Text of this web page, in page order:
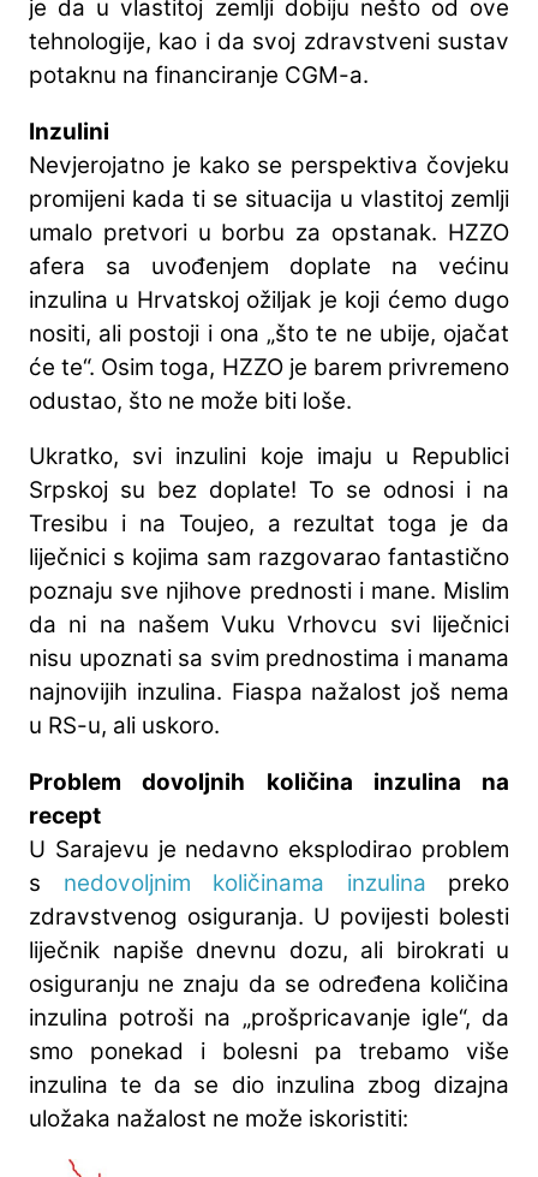
je da u vlastitoj zemlji dobiju nešto od ove
tehnologije, kao i da svoj zdravstveni sustav
potaknu na financiranje CGM-a.
Inzulini
Nevjerojatno je kako se perspektiva čovjeku
promijeni kada ti se situacija u vlastitoj zemlji
umalo pretvori u borbu za opstanak. HZZO
afera sa uvođenjem doplate na većinu
inzulina u Hrvatskoj ožiljak je koji ćemo dugo
nositi, ali postoji i ona „što te ne ubije, ojačat
će te“. Osim toga, HZZO je barem privremeno
odustao, što ne može biti loše.
Ukratko, svi inzulini koje imaju u Republici
Srpskoj su bez doplate! To se odnosi i na
Tresibu i na Toujeo, a rezultat toga je da
liječnici s kojima sam razgovarao fantastično
poznaju sve njihove prednosti i mane. Mislim
da ni na našem Vuku Vrhovcu svi liječnici
nisu upoznati sa svim prednostima i manama
najnovijih inzulina. Fiaspa nažalost još nema
u RS-u, ali uskoro.
Problem dovoljnih količina inzulina na
recept
U Sarajevu je nedavno eksplodirao problem
s nedovoljnim količinama inzulina preko
zdravstvenog osiguranja. U povijesti bolesti
liječnik napiše dnevnu dozu, ali birokrati u
osiguranju ne znaju da se određena količina
inzulina potroši na „prošpricavanje igle“, da
smo ponekad i bolesni pa trebamo više
inzulina te da se dio inzulina zbog dizajna
uložaka nažalost ne može iskoristiti: